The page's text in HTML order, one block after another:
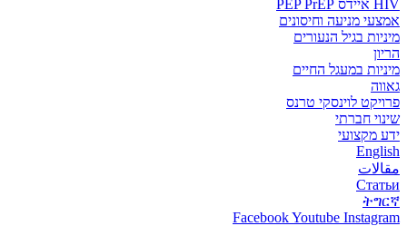
HIV איידס PEP PrEP
אמצעי מניעה וחיסונים
מיניות בגיל הנעורים
הריון
מיניות במעגל החיים
גאווה
פרויקט לוינסקי טרנס
שינוי חברתי
ידע מקצועי
English
مقالات
Статьи
ትግርኛ
FacebookYoutube Instagram